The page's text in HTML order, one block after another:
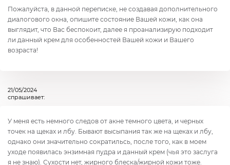
Пожалуйста, в данной переписке, не создавая дополнительного
диалогового окна, опишите состояние Вашей кожи, как она
выглядит, что Вас беспокоит, далее я проанализирую подходит
ли данный крем для особенностей Вашей кожи и Вашего
возраста!
21/05/2024
спрашивает:
У меня есть немного следов от акне темного цвета, и черных
точек на щеках и лбу. Бывают высыпания так же на щеках и лбу,
однако они значительно сократильсь, после того, как в моем
уходе появилась энзимная пудра и данный крем (чья это заслуга
я не знаю). Сухости нет, жирного блеска/жирной кожи тоже.